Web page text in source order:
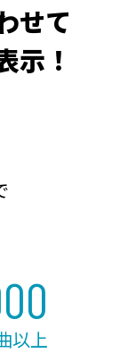
せて
示！
以上